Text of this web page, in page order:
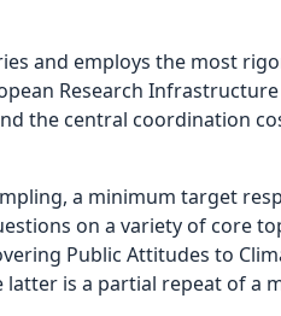
and employs the most
Research
the central coordination
a minimum target
on a variety of core
Public Attitudes to
is a partial repeat of a